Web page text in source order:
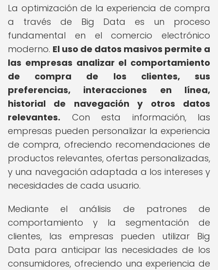
La optimización de la experiencia de compra
a través de Big Data es un proceso
fundamental en el comercio electrónico
moderno. El uso de datos masivos permite a
las empresas analizar el comportamiento
de compra de los clientes, sus
preferencias, interacciones en línea,
historial de navegación y otros datos
relevantes. Con esta información, las
empresas pueden personalizar la experiencia
de compra, ofreciendo recomendaciones de
productos relevantes, ofertas personalizadas,
y una navegación adaptada a los intereses y
necesidades de cada usuario.
Mediante el análisis de patrones de
comportamiento y la segmentación de
clientes, las empresas pueden utilizar Big
Data para anticipar las necesidades de los
consumidores, ofreciendo una experiencia de